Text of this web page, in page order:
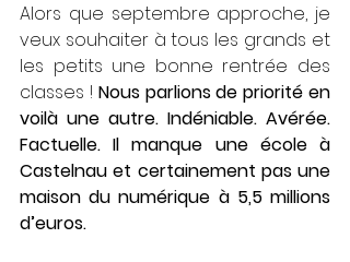
Alors que septembre approche, je
veux souhaiter à tous les grands et
les petits une bonne rentrée des
classes ! Nous parlions de priorité en
voilà une autre. Indéniable. Avérée.
Factuelle. Il manque une école à
Castelnau et certainement pas une
maison du numérique à 5,5 millions
d’euros.